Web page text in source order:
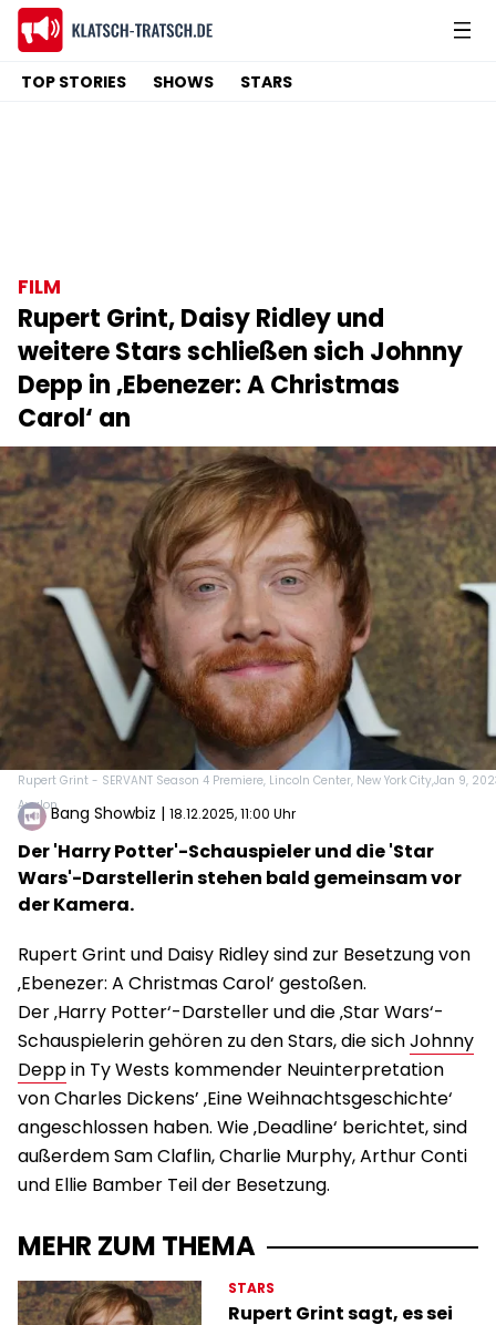
TOP STORIES SHOWS STARS
FILM
Rupert Grint, Daisy Ridley und
weitere Stars schließen sich Johnny
Depp in ‚Ebenezer: A Christmas
Carol‘ an
Rupert Grint - SERVANT Season 4 Premiere, Lincoln Center, New York City,Jan 9,
AvalonBang Showbiz | 18.12.2025, 11:00 Uhr
Der 'Harry Potter'-Schauspieler und die 'Star
Wars'-Darstellerin stehen bald gemeinsam vor
der Kamera.
Rupert Grint und Daisy Ridley sind zur Besetzung von
‚Ebenezer: A Christmas Carol‘ gestoßen.
Der ‚Harry Potter‘-Darsteller und die ‚Star Wars‘-
Schauspielerin gehören zu den Stars, die sichJohnny
Deppin Ty Wests kommender Neuinterpretation
von Charles Dickens’ ‚Eine Weihnachtsgeschichte‘
angeschlossen haben. Wie ‚Deadline‘ berichtet, sind
außerdem Sam Claflin, Charlie Murphy, Arthur Conti
und Ellie Bamber Teil der Besetzung.
MEHR ZUM THEMA
STARS
Rupert Grint sagt, es sei